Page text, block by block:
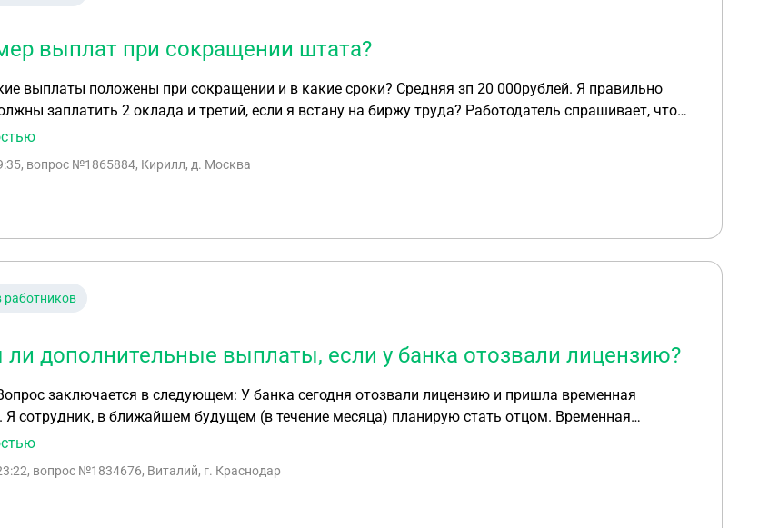
выплат при сокращении штата?
выплаты положены при сокращении и в какие сроки? Средняя зп 20 000рублей. Я правильно
заплатить 2 оклада и третий, если я встану на биржу труда? Работодатель спрашивает, что
книжке. По сокращению или по обоюдному согласию
, вопрос №1865884, Кирилл, д. Москва
дополнительные выплаты, если у банка отозвали лицензию?
заключается в следующем: У банка сегодня отозвали лицензию и пришла временная
в ближайшем будущем (в течение месяца) планирую стать отцом. Временная
минимум 2 месяца. Хотелось бы знать, положены ли какие-то дополнительные выплаты при
, вопрос №1834676, Виталий, г. Краснодар